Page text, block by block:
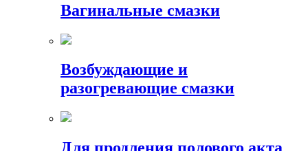
Вагинальные смазки
Возбуждающие и
разогревающие смазки